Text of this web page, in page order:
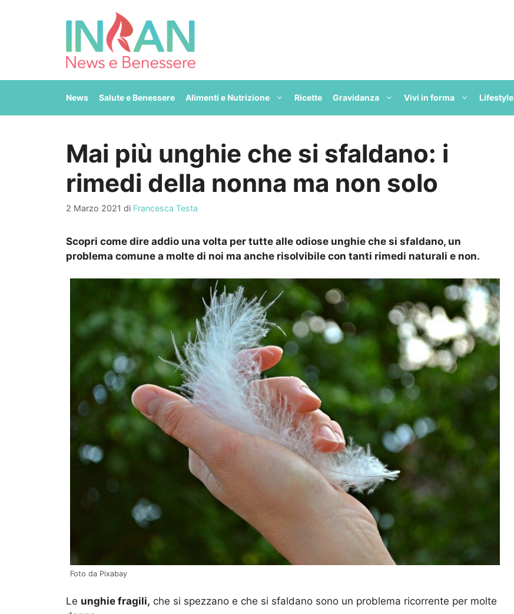
News Salute e Benessere Alimenti e Nutrizione Ricette Gravidanza Vivi in forma Lifestyle
Mai più unghie che si sfaldano: i
rimedi della nonna ma non solo
2 Marzo 2021 di Francesca Testa
Scopri come dire addio una volta per tutte alle odiose unghie che si sfaldano, un
problema comune a molte di noi ma anche risolvibile con tanti rimedi naturali e non.
Foto da Pixabay
Le unghie fragili, che si spezzano e che si sfaldano sono un problema ricorrente per molte